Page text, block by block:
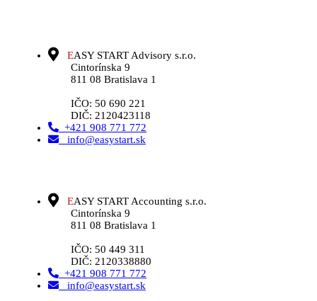
EASY START Advisory s.r.o.
Cintorínska 9
811 08 Bratislava 1
IČO: 50 690 221
DIČ: 2120423118
+421 908 771 772
info@easystart.sk
EASY START Accounting s.r.o.
Cintorínska 9
811 08 Bratislava 1
IČO: 50 449 311
DIČ: 2120338880
+421 908 771 772
info@easystart.sk